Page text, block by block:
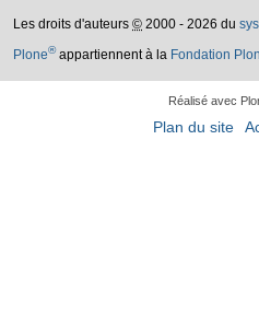
Les droits d'auteurs © 2000 - 2026 du
Plone®appartiennent à la Fondation
Réalisé avec
Plan du site